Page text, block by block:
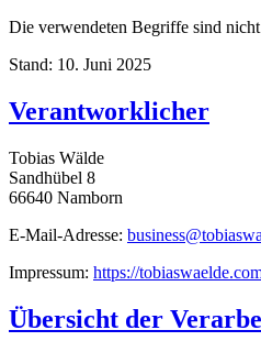
Die verwendeten Begriffe sind
Stand: 10. Juni 2025
Verantworklicher
Tobias Wälde
Sandhübel 8
66640 Namborn
E-Mail-Adresse:
Impressum: https://
Übersicht der